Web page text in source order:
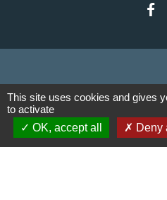
Liens
Communauté de
This site uses cookies and gives
to activate
OK, accept all
Deny